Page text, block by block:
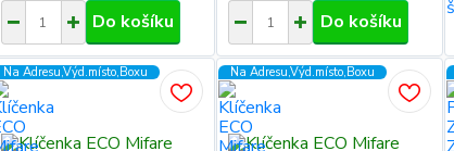
Do košíku Do košíku
Na Adresu,Výd.místo,Boxu Na Adresu,Výd.místo,Boxu